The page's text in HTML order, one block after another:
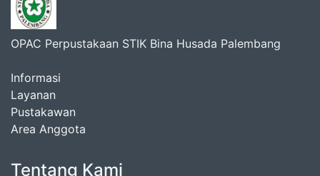
OPAC Perpustakaan STIK Bina Husada Palembang
Informasi
Layanan
Pustakawan
Area Anggota
Tentang Kami